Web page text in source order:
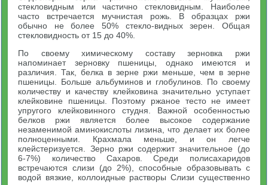
стекловидным или частично стекловидным. Наиболее
часто встречается мучнистая рожь. В образцах ржи
обычно не более 50% стекло-видных зерен. Общая
стекловидность от 15 до 40%.
По своему химическому составу зерновка ржи
напоминает зерновку пшеницы, однако имеются и
различия. Так, белка в зерне ржи меньше, чем в зерне
пшеницы. Больше альбуминов и глобулинов. По своему
количеству и качеству клейковина значительно уступает
клейковине пшеницы. Поэтому ржаное тесто не имеет
упругого клейковинного студня. Важной особенностью
белков ржи является более высокое содержание
незаменимой аминокислоты лизина, что делает их более
полноценными. Крахмала меньше, и он легче
клейстеризуется. Зерно ржи содержит значительное (до
6-7%) количество Сахаров. Среди полисахаридов
встречаются слизи (до 2%), способные образовывать с
водой вязкие, коллоидные растворы Слизи существенно